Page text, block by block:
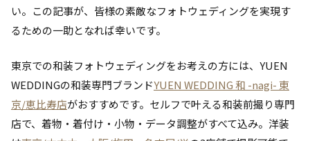
い。この記事が、皆様の素敵なフォトウェディングを実現す
るための一助となれば幸いです。
東京での和装フォトウェディングをお考えの方には、YUEN
WEDDINGの和装専門ブランドYUEN WEDDING 和 -nagi- 東
京/恵比寿店がおすすめです。セルフで叶える和装前撮り専門
店で、着物・着付け・小物・データ調整がすべて込み。洋装